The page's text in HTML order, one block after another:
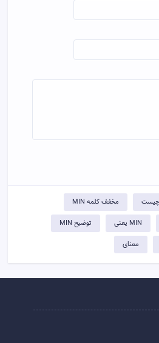
مخفف کلمه MIN
MIN یعنی توضيح MIN
معنای